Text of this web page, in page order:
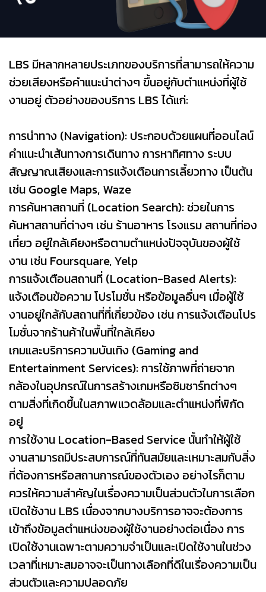
LBS มีหลากหลายประเภทของบริการที่สามารถให้ความ
ช่วยเสียงหรือคำแนะนำต่างๆ ขึ้นอยู่กับตำแหน่งที่ผู้ใช้
งานอยู่ ตัวอย่างของบริการ LBS ได้แก่:
การนำทาง (Navigation): ประกอบด้วยแผนที่ออนไลน์
คำแนะนำเส้นทางการเดินทาง การหาทิศทาง ระบบ
สัญญาณเสียงและการแจ้งเตือนการเลี้ยวทาง เป็นต้น
เช่น Google Maps, Waze
การค้นหาสถานที่ (Location Search): ช่วยในการ
ค้นหาสถานที่ต่างๆ เช่น ร้านอาหาร โรงแรม สถานที่ท่อง
เที่ยว อยู่ใกล้เคียงหรือตามตำแหน่งปัจจุบันของผู้ใช้
งาน เช่น Foursquare, Yelp
การแจ้งเตือนสถานที่ (Location-Based Alerts):
แจ้งเตือนข้อความ โปรโมชั่น หรือข้อมูลอื่นๆ เมื่อผู้ใช้
งานอยู่ใกล้กับสถานที่ที่เกี่ยวข้อง เช่น การแจ้งเตือนโปร
โมชั่นจากร้านค้าในพื้นที่ใกล้เคียง
เกมและบริการความบันเทิง (Gaming and
Entertainment Services): การใช้ภาพที่ถ่ายจาก
กล้องในอุปกรณ์ในการสร้างเกมหรือซิมชาร์ทต่างๆ
ตามสิ่งที่เกิดขึ้นในสภาพแวดล้อมและตำแหน่งที่พิกัด
อยู่
การใช้งาน Location-Based Service นั้นทำให้ผู้ใช้
งานสามารถมีประสบการณ์ที่ทันสมัยและเหมาะสมกับสิ่ง
ที่ต้องการหรือสถานการณ์ของตัวเอง อย่างไรก็ตาม
ควรให้ความสำคัญในเรื่องความเป็นส่วนตัวในการเลือก
เปิดใช้งาน LBS เนื่องจากบางบริการอาจจะต้องการ
เข้าถึงข้อมูลตำแหน่งของผู้ใช้งานอย่างต่อเนื่อง การ
เปิดใช้งานเฉพาะตามความจำเป็นและเปิดใช้งานในช่วง
เวลาที่เหมาะสมอาจจะเป็นทางเลือกที่ดีในเรื่องความเป็น
ส่วนตัวและความปลอดภัย